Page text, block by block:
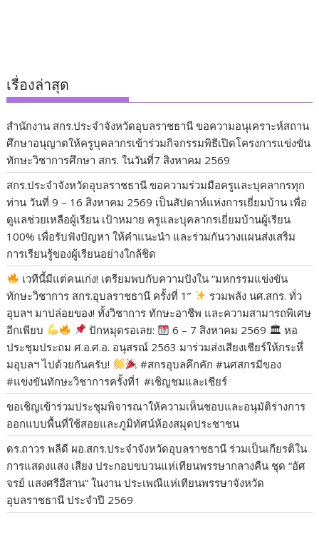
เรื่องล่าสุด
สำนักงาน สกร.ประจำจังหวัดอุบลราชธานี ขอความอนุเคราะห์สถาน
ศึกษาอนุญาตให้ครูบุคลากรเข้าร่วมกิจกรรมพิธีเปิดโครงการแข่งขัน
ทักษะวิชาการศึกษา สกร. ในวันที่7 สิงหาคม 2569
สกร.ประจำจังหวัดอุบลราชธานี ขอความร่วมมือครูและบุคลากรทุก
ท่าน วันที่ 9 – 16 สิงหาคม 2569 เป็นสัปดาห์แห่งการเยี่ยมบ้าน เพื่อ
ดูแลช่วยเหลือผู้เรียน เป้าหมาย ครูและบุคลากรเยี่ยมบ้านผู้เรียน
100% เพื่อรับฟังปัญหา ให้คำแนะนำ และร่วมกันวางแผนส่งเสริม
การเรียนรู้ของผู้เรียนอย่างใกล้ชิด
เวทีนี้มีแต่คนเก่ง! เตรียมพบกับความปังใน “มหกรรมแข่งขัน
ทักษะวิชาการ สกร.อุบลราชธานี ครั้งที่ 1”
​รวมพลัง นศ.สกร. ทั่ว
อุบลฯ มาปล่อยของ! ทั้งวิชาการ ทักษะอาชีพ และความสามารถพิเศษ
อีกเพียบ
ปักหมุดรอเลย:
6 – 7 สิงหาคม 2569 🏛 หอ
ประชุมประถม ศ.อ.ศ.อ. อนุสรณ์ 2563 ​มาร่วมส่งเสียงเชียร์ให้กระหึ่
มอุบลฯ ไปด้วยกันครับ!
​#สกรอุบลคึกคัก #นศสกรมีของ
#แข่งขันทักษะวิชาการครั้งที่1 #เชิญชมและเชียร์
ขอเชิญเข้าร่วมประชุมพิจารณาให้ความเห็นชอบและอนุมัติร่างการ
ออกแบบพื้นที่ใช้สอยและภูมิทัศน์ห้องสมุดประชาชน
ดร.ถาวร พลีดี ผอ.สกร.ประจำจังหวัดอุบลราชธานี ร่วมเป็นเกียรติใน
การแสดงแสง เสียง ประกอบขบวนแห่เทียนพรรษากลางคืน ชุด “อัศ
จรย์ แสงศรีอีสาน” ในงาน ประเพณีแห่เทียนพรรษาจังหวัด
อุบลราชธานี ประจำปี 2569